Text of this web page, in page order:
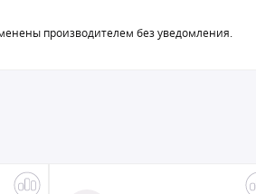
производителем без уведомления.